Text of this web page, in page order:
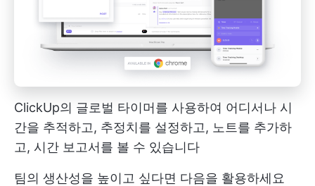
ClickUp의 글로벌 타이머를 사용하여 어디서나 시
간을 추적하고, 추정치를 설정하고, 노트를 추가하
고, 시간 보고서를 볼 수 있습니다
팀의 생산성을 높이고 싶다면 다음을 활용하세요